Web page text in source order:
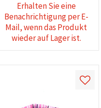
Erhalten Sie eine
Benachrichtigung per E-
Mail, wenn das Produkt
wieder auf Lager ist.